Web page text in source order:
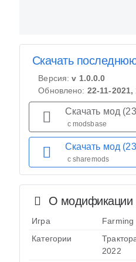
О модификации
Игра
Farming
Категории
2022
Скачать
Версия:v 1.0.0.0
Обновлено: 22-11-2021,
Скачать мод
с modsbase
Скачать мод
с sharemods